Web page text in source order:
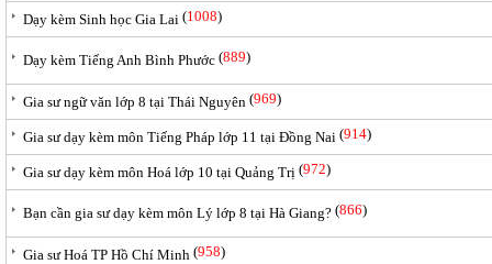
Dạy kèm Sinh học Gia Lai (1008)
Dạy kèm Tiếng Anh Bình Phước (889)
Gia sư ngữ văn lớp 8 tại Thái Nguyên (969)
Gia sư dạy kèm môn Tiếng Pháp lớp 11 tại Đồng Nai (914)
Gia sư dạy kèm môn Hoá lớp 10 tại Quảng Trị (972)
Bạn cần gia sư dạy kèm môn Lý lớp 8 tại Hà Giang? (866)
Gia sư Hoá TP Hồ Chí Minh (958)